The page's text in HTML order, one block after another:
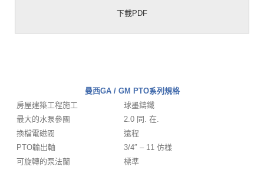
下載PDF
曼西GA / GM PTO系列規格
房屋建築工程施工
球墨鑄鐵
最大的水泵參團
2.0 同. 在.
換檔電磁閥
遠程
PTO輸出軸
3/4″ – 11 仿樣
可旋轉的泵法蘭
標準